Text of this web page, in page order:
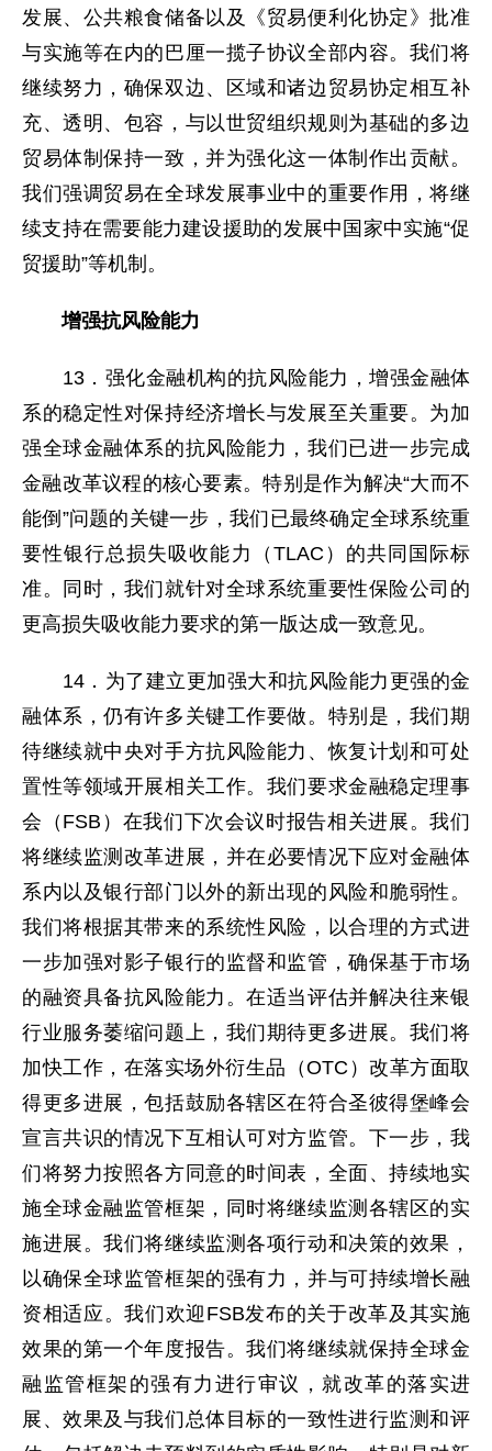
发展、公共粮食储备以及《贸易便利化协定》批准
与实施等在内的巴厘一揽子协议全部内容。我们将
继续努力，确保双边、区域和诸边贸易协定相互补
充、透明、包容，与以世贸组织规则为基础的多边
贸易体制保持一致，并为强化这一体制作出贡献。
我们强调贸易在全球发展事业中的重要作用，将继
续支持在需要能力建设援助的发展中国家中实施“促
贸援助”等机制。
增强抗风险能力
13．强化金融机构的抗风险能力，增强金融体
系的稳定性对保持经济增长与发展至关重要。为加
强全球金融体系的抗风险能力，我们已进一步完成
金融改革议程的核心要素。特别是作为解决“大而不
能倒”问题的关键一步，我们已最终确定全球系统重
要性银行总损失吸收能力（TLAC）的共同国际标
准。同时，我们就针对全球系统重要性保险公司的
更高损失吸收能力要求的第一版达成一致意见。
14．为了建立更加强大和抗风险能力更强的金
融体系，仍有许多关键工作要做。特别是，我们期
待继续就中央对手方抗风险能力、恢复计划和可处
置性等领域开展相关工作。我们要求金融稳定理事
会（FSB）在我们下次会议时报告相关进展。我们
将继续监测改革进展，并在必要情况下应对金融体
系内以及银行部门以外的新出现的风险和脆弱性。
我们将根据其带来的系统性风险，以合理的方式进
一步加强对影子银行的监督和监管，确保基于市场
的融资具备抗风险能力。在适当评估并解决往来银
行业服务萎缩问题上，我们期待更多进展。我们将
加快工作，在落实场外衍生品（OTC）改革方面取
得更多进展，包括鼓励各辖区在符合圣彼得堡峰会
宣言共识的情况下互相认可对方监管。下一步，我
们将努力按照各方同意的时间表，全面、持续地实
施全球金融监管框架，同时将继续监测各辖区的实
施进展。我们将继续监测各项行动和决策的效果，
以确保全球监管框架的强有力，并与可持续增长融
资相适应。我们欢迎FSB发布的关于改革及其实施
效果的第一个年度报告。我们将继续就保持全球金
融监管框架的强有力进行审议，就改革的落实进
展、效果及与我们总体目标的一致性进行监测和评